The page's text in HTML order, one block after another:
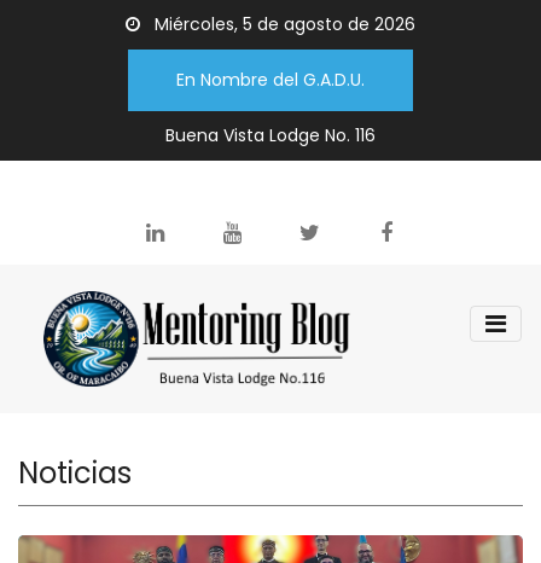
Miércoles, 5 de agosto de 2026
En Nombre del G.A.D.U.
Buena Vista Lodge No. 116
Noticias